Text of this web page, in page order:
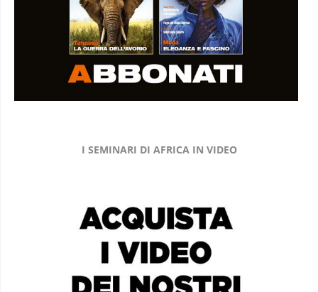
I SEMINARI DI AFRICA IN VIDEO